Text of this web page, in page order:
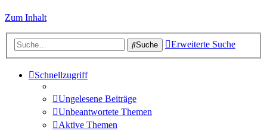
Zum Inhalt
Suche Erweiterte Suche
Schnellzugriff
Ungelesene Beiträge
Unbeantwortete Themen
Aktive Themen